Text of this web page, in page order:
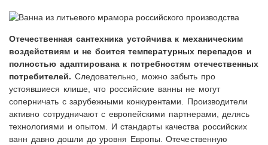
Отечественная сантехника устойчива к механическим
воздействиям и не боится температурных перепадов и
полностью адаптирована к потребностям отечественных
потребителей. Следовательно, можно забыть про
устоявшиеся клише, что российские ванны не могут
соперничать с зарубежными конкурентами. Производители
активно сотрудничают с европейскими партнерами, делясь
технологиями и опытом. И стандарты качества российских
ванн давно дошли до уровня Европы. Отечественную